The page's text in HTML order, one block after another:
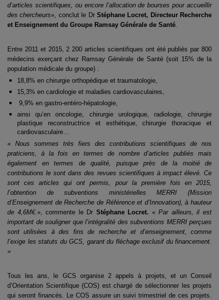
d’articles scientifiques, ou encore l’allocation de bourses pour accueillir
des chercheurs», conclut le Dr Stéphane Locret, Directeur Recherche
et Enseignement du Groupe Ramsay Générale de Santé.
Entre 2011 et 2015, 2 200 articles scientifiques ont été publiés par 800
médecins exerçant chez Ramsay Générale de Santé (soit 15% de la
population médicale du groupe) :
18,8% en chirurgie orthopédique et traumatologie,
15,3% en cardiologie et maladies cardiovasculaires,
9,9% en gastro-entéro-hépatologie,
ainsi qu’en oncologie, chirurgie urologique, radiologie, chirurgie
plastique reconstructrice et esthétique, chirurgie thoracique et
cardiovasculaire…
« Nous sommes très fiers des contributions scientifiques de nos
praticiens, à la fois en termes de nombre d’articles publiés mais
également en termes de qualité, puisque près de la moitié de
contributions le sont dans des revues scientifiques à impact élevé. Ce
sont ces articles qui ontpermis, pour la première fois en 2015,
l’obtention de subventions ministérielles MERRI (Mission
d’Enseignement de Recherche de Référence et d’Innovation), à hauteur
de 4,6M€.», commente le Dr Stéphane Locret. «Par ailleurs, il est
important de souligner que l’intégralité des subventions MERRI perçues
sont utilisées à des fins de recherche et d’enseignement, comme
l’exige les statuts du GCS, garant du fléchage exclusif du financement.
»
Tous les ans, le GCS organise 2 appels à projets, et un Conseil
d’Orientation Scientifique (COS) est chargé de sélectionner les projets
qui seront financés. Le COS assure un suivi trimestriel de ces projets.